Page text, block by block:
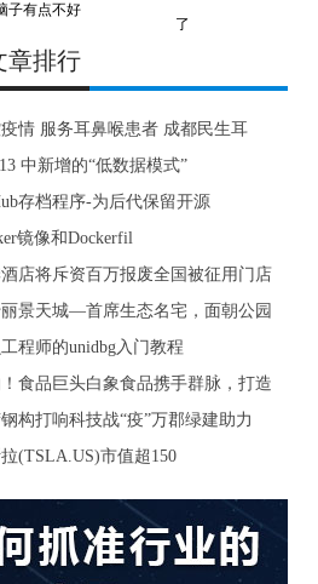
子有点不好
了
章排行
疫情 服务耳鼻喉患者 成都民生耳
中新增的“低数据模式”
存档程序-为后代保留开源
镜像和Dockerfil
店将斥资百万报废全国被征用门店
景天城—首席生态名宅，面朝公园
程师的unidbg入门教程
食品巨头白象食品携手群脉，打造
构打响科技战“疫”万郡绿建助力
(TSLA.US)市值超150